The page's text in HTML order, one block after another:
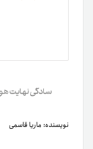
نویسنده: ماریا قاسمی